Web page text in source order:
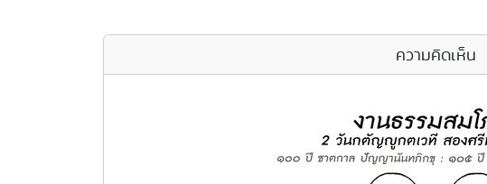
ความคิดเห็น